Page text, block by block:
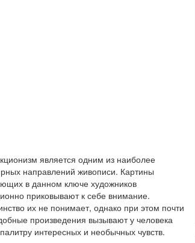
является одним из наиболее
направлений живописи. Картины
в данном ключе художников
приковывают к себе внимание.
их не понимает, однако при этом почти
произведения вызывают у человека
интересных и необычных чувств.